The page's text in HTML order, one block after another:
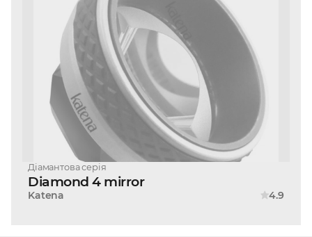
Діамантова серія
Diamond 4 mirror
Katena 4.9